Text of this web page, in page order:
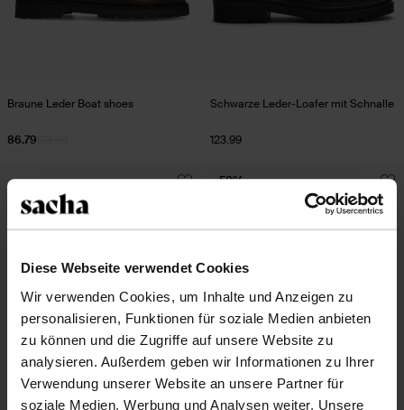
Diese Webseite verwendet Cookies
Wir verwenden Cookies, um Inhalte und Anzeigen zu
personalisieren, Funktionen für soziale Medien anbieten
zu können und die Zugriffe auf unsere Website zu
analysieren. Außerdem geben wir Informationen zu Ihrer
Verwendung unserer Website an unsere Partner für
soziale Medien, Werbung und Analysen weiter. Unsere
Braune Leder Boat shoes
86.79
Schwarze Leder-Loafer mit Schnalle
123.99
- 50%